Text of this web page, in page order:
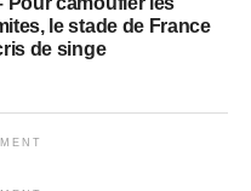
le stade de France
de singe